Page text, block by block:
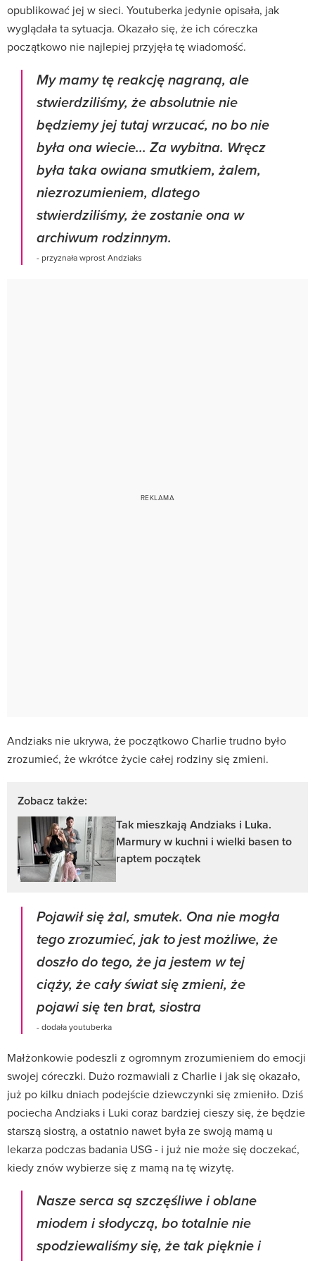
opublikować jej w sieci. Youtuberka jedynie opisała, jak
wyglądała ta sytuacja. Okazało się, że ich córeczka
początkowo nie najlepiej przyjęła tę wiadomość.
My mamy tę reakcję nagraną, ale
stwierdziliśmy, że absolutnie nie
będziemy jej tutaj wrzucać, no bo nie
była ona wiecie... Za wybitna. Wręcz
była taka owiana smutkiem, żalem,
niezrozumieniem, dlatego
stwierdziliśmy, że zostanie ona w
archiwum rodzinnym.
- przyznała wprost Andziaks
Andziaks nie ukrywa, że początkowo Charlie trudno było
zrozumieć, że wkrótce życie całej rodziny się zmieni.
Zobacz także:
Tak mieszkają Andziaks i Luka.
Marmury w kuchni i wielki basen to
raptem początek
Pojawił się żal, smutek. Ona nie mogła
tego zrozumieć, jak to jest możliwe, że
doszło do tego, że ja jestem w tej
ciąży, że cały świat się zmieni, że
pojawi się ten brat, siostra
- dodała youtuberka
Małżonkowie podeszli z ogromnym zrozumieniem do emocji
swojej córeczki. Dużo rozmawiali z Charlie i jak się okazało,
już po kilku dniach podejście dziewczynki się zmieniło. Dziś
pociecha Andziaks i Luki coraz bardziej cieszy się, że będzie
starszą siostrą, a ostatnio nawet była ze swoją mamą u
lekarza podczas badania USG - i już nie może się doczekać,
kiedy znów wybierze się z mamą na tę wizytę.
Nasze serca są szczęśliwe i oblane
miodem i słodyczą, bo totalnie nie
spodziewaliśmy się, że tak pięknie i